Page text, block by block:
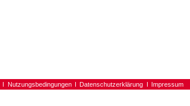
Nutzungsbedingungen Datenschutzerklärung Impressum